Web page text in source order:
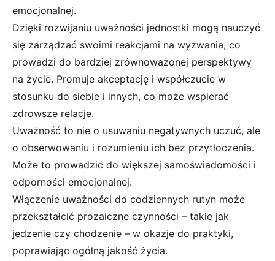
emocjonalnej.
Dzięki rozwijaniu uważności jednostki mogą nauczyć
się zarządzać swoimi reakcjami na wyzwania, co
prowadzi do bardziej zrównoważonej perspektywy
na życie. Promuje akceptację i współczucie w
stosunku do siebie i innych, co może wspierać
zdrowsze relacje.
Uważność to nie o usuwaniu negatywnych uczuć, ale
o obserwowaniu i rozumieniu ich bez przytłoczenia.
Może to prowadzić do większej samoświadomości i
odporności emocjonalnej.
Włączenie uważności do codziennych rutyn może
przekształcić prozaiczne czynności – takie jak
jedzenie czy chodzenie – w okazje do praktyki,
poprawiając ogólną jakość życia.